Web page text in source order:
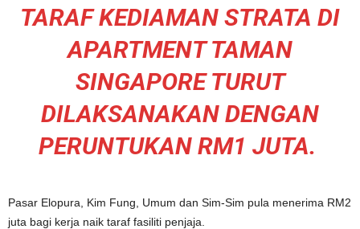
TARAF KEDIAMAN STRATA DI
APARTMENT TAMAN
SINGAPORE TURUT
DILAKSANAKAN DENGAN
PERUNTUKAN RM1 JUTA.
Pasar Elopura, Kim Fung, Umum dan Sim-Sim pula menerima RM2
juta bagi kerja naik taraf fasiliti penjaja.